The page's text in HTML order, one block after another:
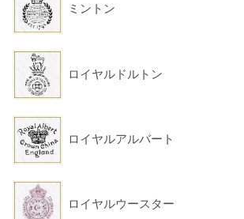
ミントン
ロイヤルドルトン
ロイヤルアルバート
ロイヤルウースター